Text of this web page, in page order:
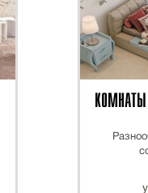
КОМНАТЫ